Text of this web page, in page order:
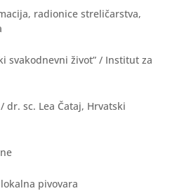
radionice streličarstva,
svakodnevni život” / Institut za
sc. Lea Čataj, Hrvatski
pivovara